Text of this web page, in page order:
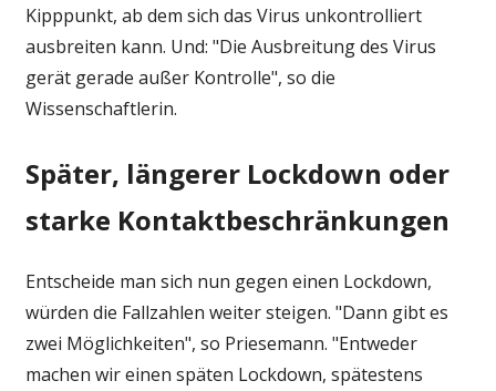
Kipppunkt, ab dem sich das Virus unkontrolliert
ausbreiten kann. Und: "Die Ausbreitung des Virus
gerät gerade außer Kontrolle", so die
Wissenschaftlerin.
Später, längerer Lockdown oder
starke Kontaktbeschränkungen
Entscheide man sich nun gegen einen Lockdown,
würden die Fallzahlen weiter steigen. "Dann gibt es
zwei Möglichkeiten", so Priesemann. "Entweder
machen wir einen späten Lockdown, spätestens